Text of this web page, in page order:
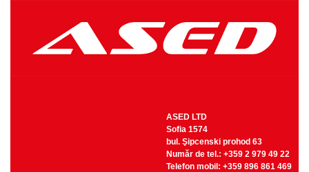
ASED LTD
Sofia 1574
bul. Şipcenski prohod 63
Număr de tel.: +359 2 979 49 22
Telefon mobil: +359 896 861 469